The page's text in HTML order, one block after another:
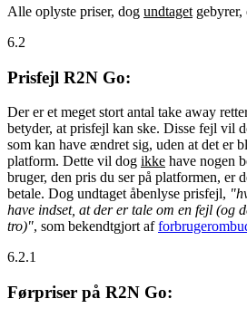
Alle oplyste priser, dog undtaget
6.2
Prisfejl R2N Go:
Der er et meget stort antal take away
betyder, at prisfejl kan ske. Disse fejl vil
som kan have ændret sig, uden at det er
platform. Dette vil dog ikke have nogen
bruger, den pris du ser på platformen, er
betale. Dog undtaget åbenlyse prisfejl,
have indset, at der er tale om en fejl (og
tro)", som bekendtgjort af
6.2.1
Førpriser på R2N Go: